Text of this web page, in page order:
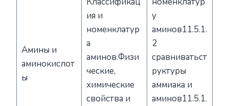
Амины и
аминокислот
ы
ия и
номенклатур
а
аминов.Физи
ческие,
химические
свойства и
у
аминов11.5.1.
2
сравниватьст
руктуры
аммиака и
аминов11.5.1.